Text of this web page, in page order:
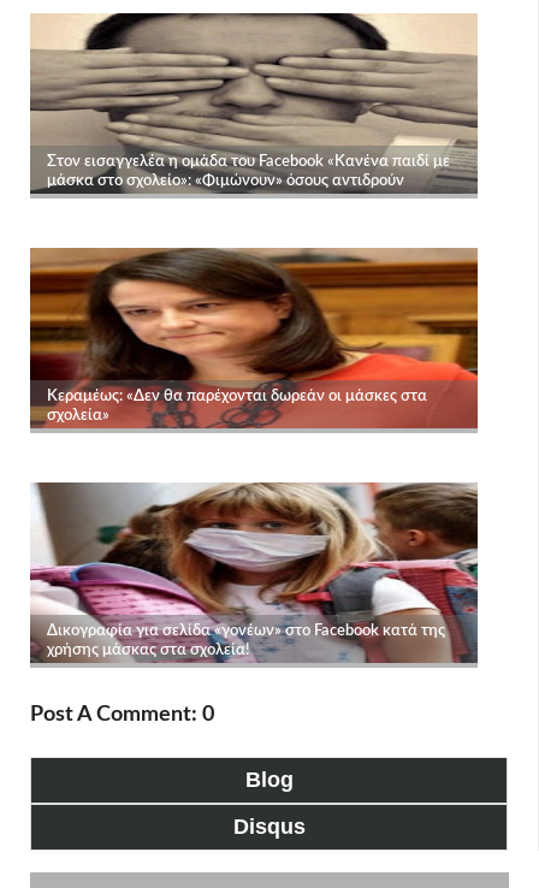
Post A Comment: 0
Blog
Disqus